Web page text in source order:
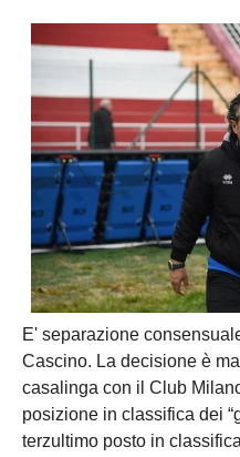
ASTI
VERCELLI
VERBANO-CUSIO-OSSOIA
AOSTA
SCUOLA CALCIO
E' separazione
Cascino. La decisione è
casalinga con il Club
posizione in classifica dei
terzultimo posto in